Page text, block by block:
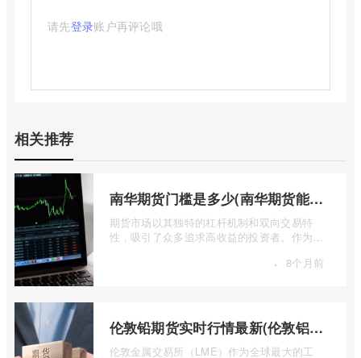
请先登录账户再评论哦
相关推荐
南华期货门槛是多少(南华期货能做国际期货吗)
期货市场以其独特的杠杆机制和双向交易特
性，吸引了众多追求高收益的投资者。作为中
· 8个月前
伦敦铅期货实时行情最新(伦敦铝锡期货实时行情)
伦敦金属交易所（LME）作为全球最大的工